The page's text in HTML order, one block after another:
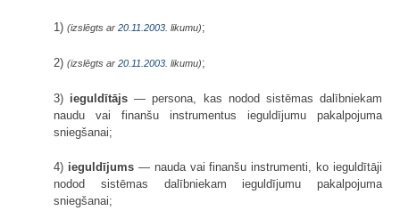
1) (izslēgts ar 20.11.2003 . likumu);
2) (izslēgts ar 20.11.2003 . likumu);
3) ieguldītājs — persona, kas nodod sistēmas dalībniekam
naudu vai finanšu instrumentus ieguldījumu pakalpojuma
sniegšanai;
4) ieguldījums— nauda vai finanšu instrumenti, ko ieguldītāji
nodod sistēmas dalībniekam ieguldījumu pakalpojuma
sniegšanai;